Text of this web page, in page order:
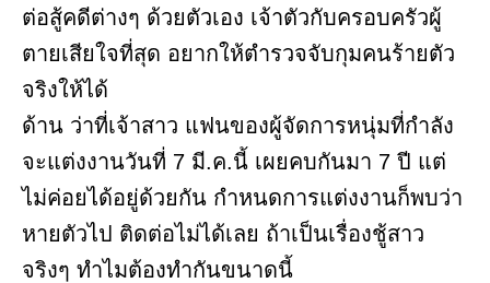
ต่อสู้คดีต่างๆ ด้วยตัวเอง เจ้าตัวกับครอบครัวผู้
ตายเสียใจที่สุด อยากให้ตำรวจจับกุมคนร้ายตัว
จริงให้ได้
ด้าน ว่าที่เจ้าสาว แฟนของผู้จัดการหนุ่มที่กำลัง
จะแต่งงานวันที่ 7 มี.ค.นี้ เผยคบกันมา 7 ปี แต่
ไม่ค่อยได้อยู่ด้วยกัน กำหนดการแต่งงานก็พบว่า
หายตัวไป ติดต่อไม่ได้เลย ถ้าเป็นเรื่องชู้สาว
จริงๆ ทำไมต้องทำกันขนาดนี้